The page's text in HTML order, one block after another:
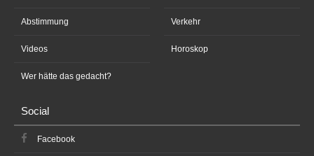
Abstimmung
Videos
Wer hätte das gedacht?
Verkehr
Horoskop
Social
Facebook